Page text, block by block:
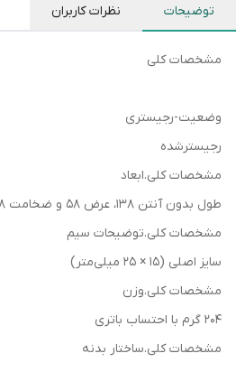
توضیحات نظرات کاربران
مشخصات کلی
وضعیت-رجیستری
رجیسترشده
مشخصات کلی.ابعاد
طول بدون آنتن 138، عرض 58 و ضخامت 18 میلی متر
مشخصات کلی.توضیحات سیم
سایز اصلی (15 × 25 میلی‌متر)
مشخصات کلی.وزن
204 گرم با احتساب باتری
مشخصات کلی.ساختار بدنه